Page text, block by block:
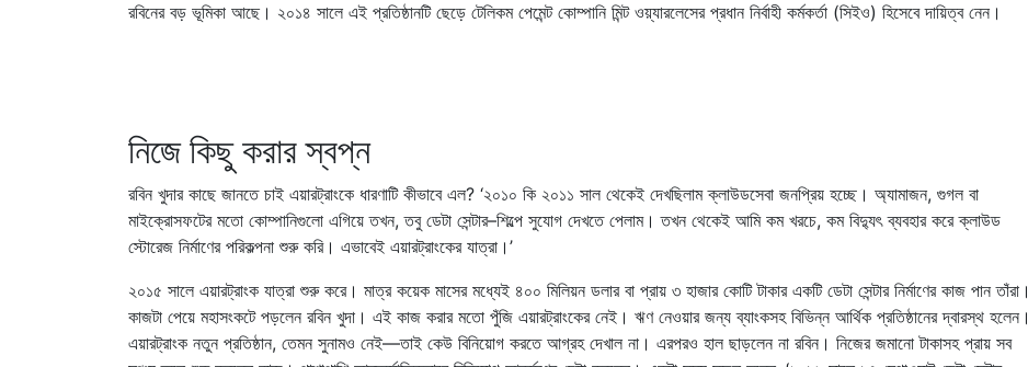
রবিনের বড় ভূমিকা আছে। ২০১৪ সালে এই প্রতিষ্ঠানটি ছেড়ে টেলিকম পেমেন্ট কোম্পানি মিন্ট ওয়্যারলেসের প্রধান নির্বাহী কর্মকর্তা (সিইও) হিসেবে দায়িত্ব নেন।
নিজে কিছু করার স্বপ্ন
রবিন খুদার কাছে জানতে চাই এয়ারট্রাংকে ধারণাটি কীভাবে এল? ‘২০১০ কি ২০১১ সাল থেকেই দেখছিলাম ক্লাউডসেবা জনপ্রিয় হচ্ছে। অ্যামাজন, গুগল বা
মাইক্রোসফটের মতো কোম্পানিগুলো এগিয়ে তখন, তবু ডেটা সেন্টার–শিল্পে সুযোগ দেখতে পেলাম। তখন থেকেই আমি কম খরচে, কম বিদ্যুৎ ব্যবহার করে ক্লাউড
স্টোরেজ নির্মাণের পরিকল্পনা শুরু করি। এভাবেই এয়ারট্রাংকের যাত্রা।’
২০১৫ সালে এয়ারট্রাংক যাত্রা শুরু করে। মাত্র কয়েক মাসের মধ্যেই ৪০০ মিলিয়ন ডলার বা প্রায় ৩ হাজার কোটি টাকার একটি ডেটা সেন্টার নির্মাণের কাজ পান তাঁরা।
কাজটা পেয়ে মহাসংকটে পড়লেন রবিন খুদা। এই কাজ করার মতো পুঁজি এয়ারট্রাংকের নেই। ঋণ নেওয়ার জন্য ব্যাংকসহ বিভিন্ন আর্থিক প্রতিষ্ঠানের দ্বারস্থ হলেন।
এয়ারট্রাংক নতুন প্রতিষ্ঠান, তেমন সুনামও নেই—তাই কেউ বিনিয়োগ করতে আগ্রহ দেখাল না। এরপরও হাল ছাড়লেন না রবিন। নিজের জমানো টাকাসহ প্রায় সব